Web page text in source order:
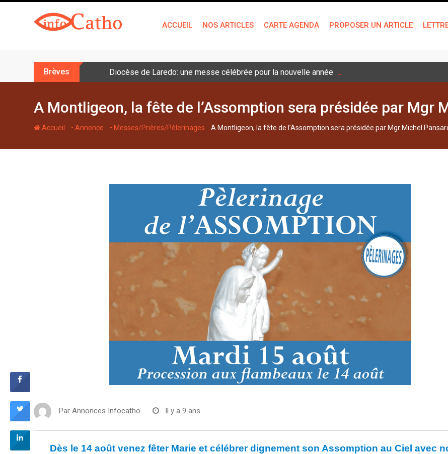
t
ACCUEIL NOS ARTICLES CARTE AGENDA PROPOSER UN ARTICLE
Brèves Diocèse de Laredo: une messe célébrée pour la nouvelle année scolaire
A Montligeon, la fête de l’Assomption sera présidée par Mgr
Accueil - • Annonce - • Messes/Prières/Pèlerinages -A Montligeon, la fête de l’Assomption sera présidée par Mgr Michel
Par Annonces Infocatho Il y a 9 ans
Dès le 14 août venez fêter Marie et célébrer dignement son Assomption au Ciel avec